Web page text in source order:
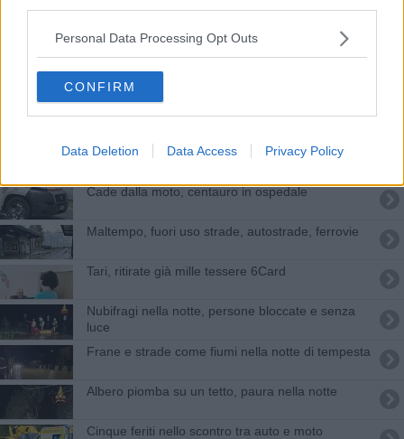
Personal Data Processing Opt Outs
CONFIRM
Data Deletion Data Access Privacy Policy
Scontro in moto, ferito un centauro di 80 anni
Maremma allagata, Cascatelle di Saturnia invase
dal fango
Rovinosa caduta in bici sulla provinciale
Cade dalla moto, centauro in ospedale
Maltempo, fuori uso strade, autostrade, ferrovie
Tari, ritirate già mille tessere 6Card
Nubifragi nella notte, persone bloccate e senza
luce
Frane e strade come fiumi nella notte di tempesta
Albero piomba su un tetto, paura nella notte
Cinque feriti nello scontro tra auto e moto